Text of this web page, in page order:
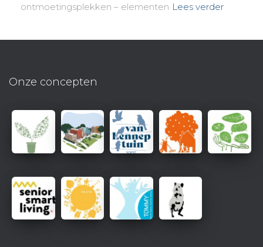
ontmoetingsplekken – elementen Lees verder
Onze concepten